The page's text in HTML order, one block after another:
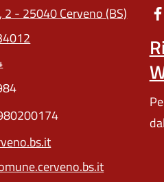
- 25040 Cerveno (BS) (apre